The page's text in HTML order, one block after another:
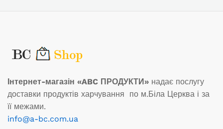
Інтернет-магазін «ABC ПРОДУКТИ» надає послугу
доставки продуктів харчування по м.Біла Церква і за
її межами.
info@a-bc.com.ua